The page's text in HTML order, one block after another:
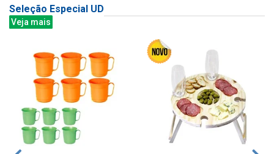
Seleção Especial UD
Veja mais